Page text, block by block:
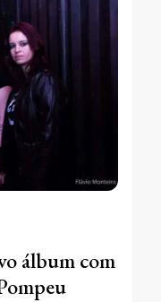
álbum com